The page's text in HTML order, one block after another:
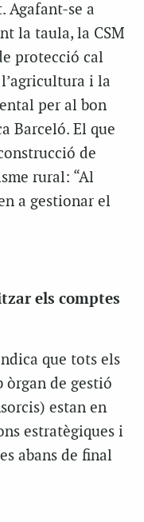
Agafant-se a
la taula, la CSM
protecció cal
i la
per al bon
Barceló. El que
de
rural: “Al
a gestionar el
els comptes
que tots els
òrgan de gestió
estan en
estratègiques i
abans de final